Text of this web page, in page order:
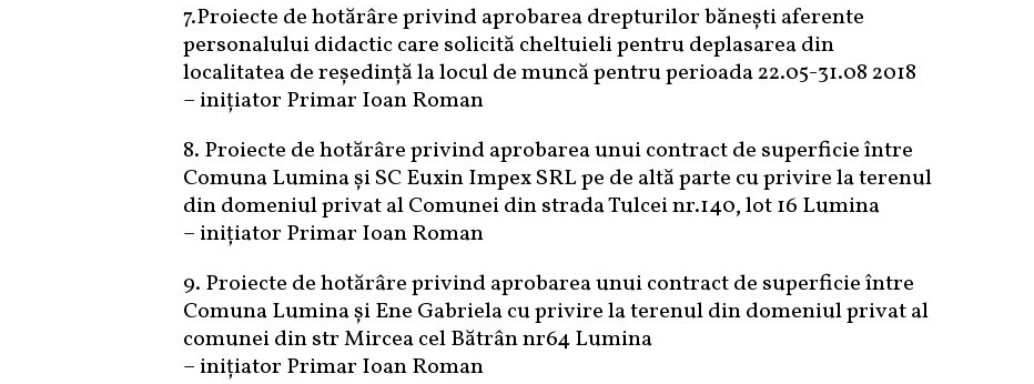
7.Proiecte de hotărâre privind aprobarea drepturilor bănești aferente
personalului didactic care solicită cheltuieli pentru deplasarea din
localitatea de reședință la locul de muncă pentru perioada 22.05-31.08 2018
– inițiator Primar Ioan Roman
8. Proiecte de hotărâre privind aprobarea unui contract de superficie între
Comuna Lumina și SC Euxin Impex SRL pe de altă parte cu privire la terenul
din domeniul privat al Comunei din strada Tulcei nr.140, lot 16 Lumina
– inițiator Primar Ioan Roman
9. Proiecte de hotărâre privind aprobarea unui contract de superficie între
Comuna Lumina și Ene Gabriela cu privire la terenul din domeniul privat al
comunei din str Mircea cel Bătrân nr64 Lumina
– inițiator Primar Ioan Roman